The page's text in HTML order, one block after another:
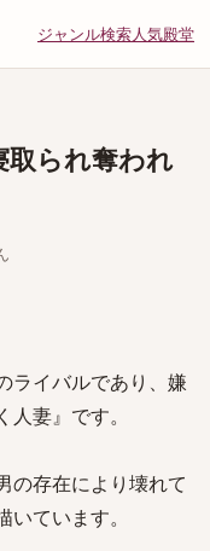
ジャンル検索人気殿堂
取られ奪われ
ライバルであり、嫌
妻』です。
の存在により壊れて
ています。